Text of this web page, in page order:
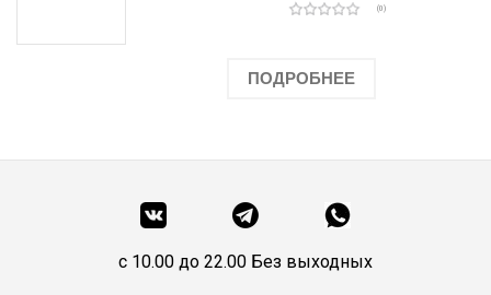
(0)
ПОДРОБНЕЕ
c 10.00 до 22.00 Без выходных